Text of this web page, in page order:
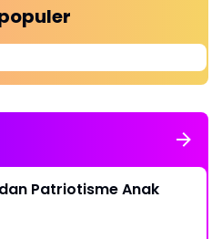
Patriotisme Anak